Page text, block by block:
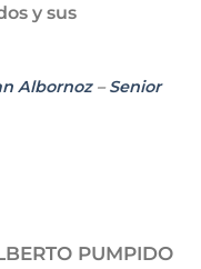
y sus
Albornoz– Senior
PUMPIDO